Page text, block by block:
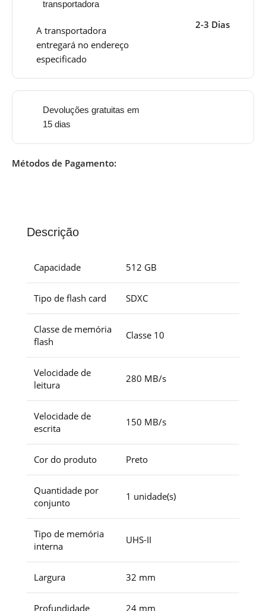
transportadora
A transportadora
entregará no endereço
especificado
2-3 Dias
Devoluções gratuitas em
15 dias
Métodos de Pagamento:
Descrição
Capacidade 512 GB
Tipo de flash card SDXC
Classe de memória
flash
Classe 10
Velocidade de
leitura
280 MB/s
Velocidade de
escrita
150 MB/s
Cor do produto Preto
Quantidade por
conjunto
1 unidade(s)
Tipo de memória
interna
UHS-II
Largura 32 mm
Profundidade 24 mm